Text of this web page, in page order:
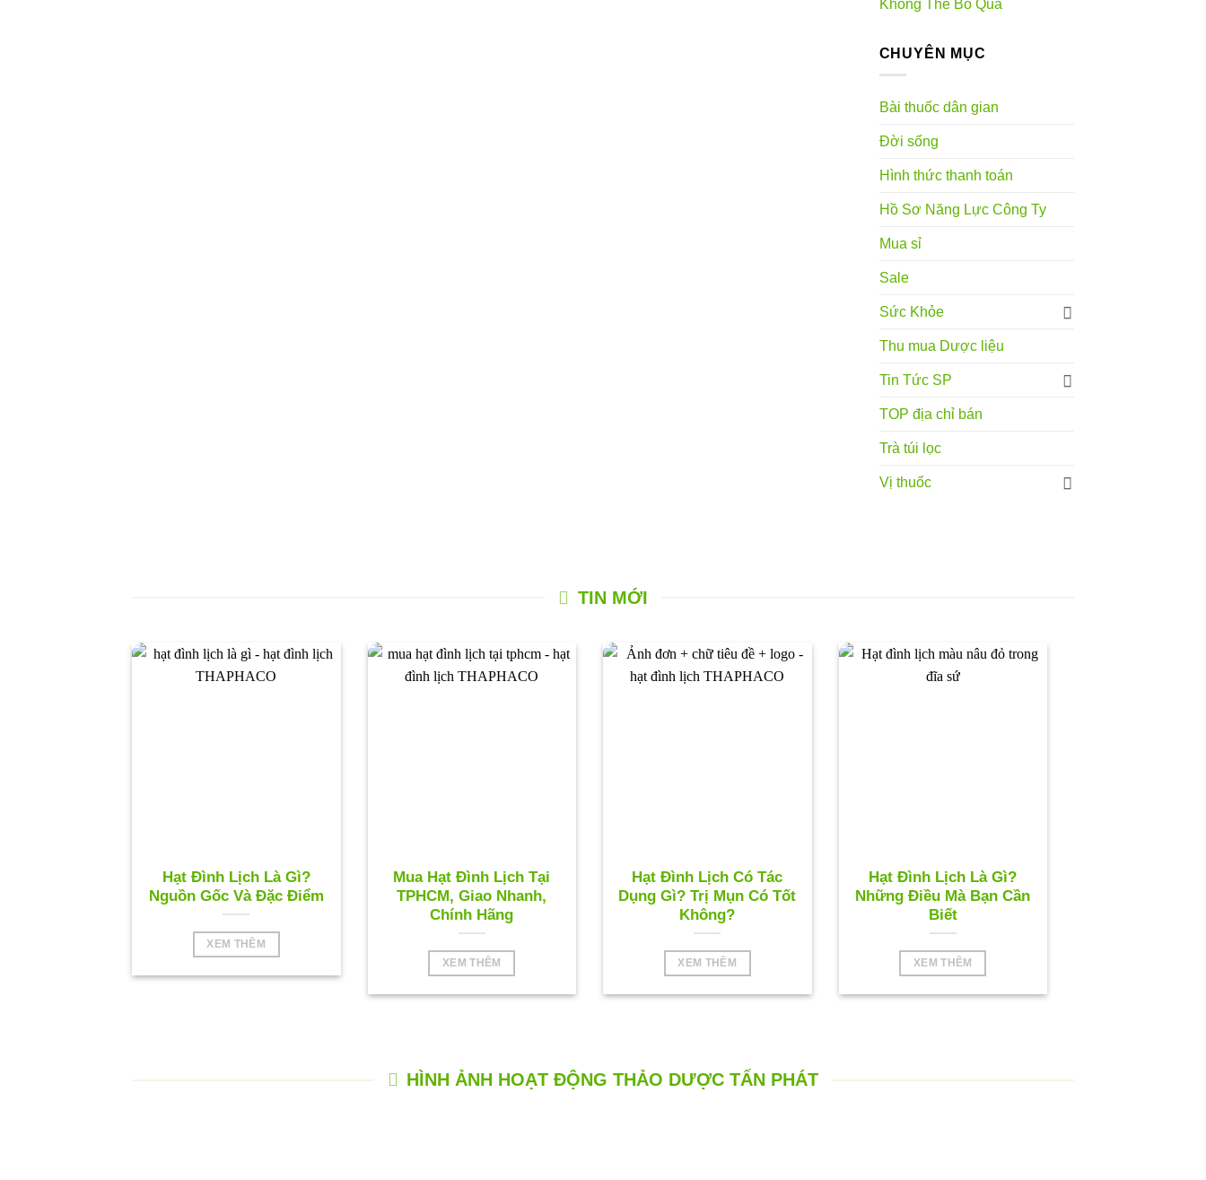
Không Thể Bỏ Qua
CHUYÊN MỤC
Bài thuốc dân gian
Đời sống
Hình thức thanh toán
Hồ Sơ Năng Lực Công Ty
Mua sỉ
Sale
Sức Khỏe
Thu mua Dược liệu
Tin Tức SP
TOP địa chỉ bán
Trà túi lọc
Vị thuốc
TIN MỚI
Hạt Đình Lịch Là Gì?
Nguồn Gốc Và Đặc Điểm
XEM THÊM
Mua Hạt Đình Lịch Tại
TPHCM, Giao Nhanh,
Chính Hãng
XEM THÊM
Hạt Đình Lịch Có Tác
Dụng Gì? Trị Mụn Có Tốt
Không?
XEM THÊM
Hạt Đình Lịch Là Gì?
Những Điều Mà Bạn Cần
Biết
XEM THÊM
HÌNH ẢNH HOẠT ĐỘNG THẢO DƯỢC TẤN PHÁT